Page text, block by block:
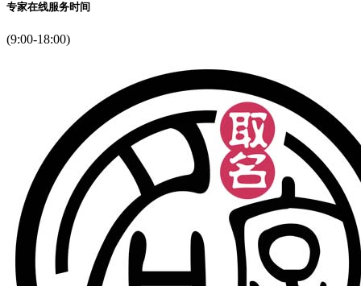
专家在线服务时间
(9:00-18:00)